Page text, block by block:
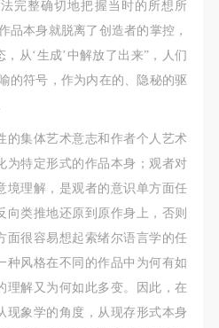
完整确切地把握当时的所想所
品本身就脱离了创造者的掌控，
从‘生成’中解放了出来”，人们
的符号，作为内在的、隐秘的驱
的集体艺术意志和作者个人艺术
为特定形式的作品本身；观者对
境理解，是观者的意识单方面任
向类推地还原到原作身上，否则
面很容易想起索绪尔语言学的任
种风格在不同的作品中为何有如
理解又为何如此多变。因此，在
现象学的角度，从现存形式本身
登录